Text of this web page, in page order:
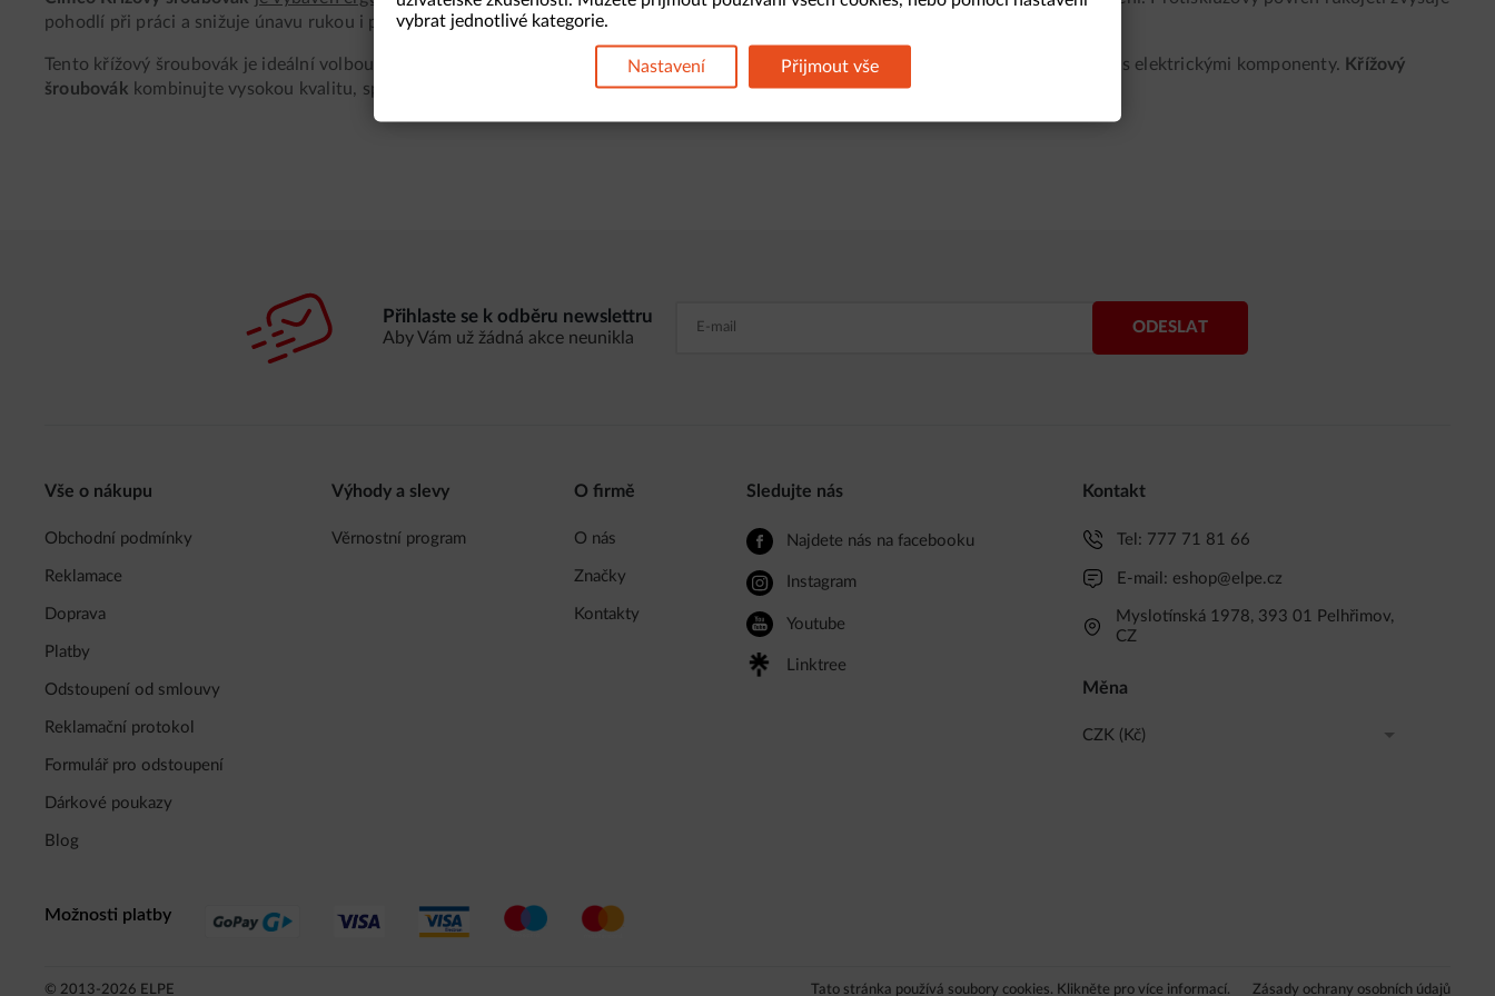
pohodlí při práci a snižuje únavu rukou i při delších pracovních seancích.
Tento křížový šroubovák je ideální volbou pro elektrikáře, techniky a domácí kutily, kteří hledají spolehlivý a bezpečný nástroj pro práci s elektrickými komponenty. Křížový
šroubovák kombinujte vysokou kvalitu, spolehlivost a komfort, což z něj činí vynikající volbu pro všechny vaše šroubovací úkoly.
Přihlaste se k odběru newslettru
Aby Vám už žádná akce neunikla
ODESLAT
Vše o nákupu
Obchodní podmínky
Reklamace
Doprava
Platby
Odstoupení od smlouvy
Reklamační protokol
Formulář pro odstoupení
Dárkové poukazy
Blog
Výhody a slevy
Věrnostní program
O firmě
O nás
Značky
Kontakty
Sledujte nás
Najdete nás na facebooku
Instagram
Youtube
Linktree
Kontakt
Tel: 777 71 81 66
E-mail: eshop@elpe.cz
Myslotínská 1978, 393 01 Pelhřimov,
CZ
Měna
CZK (Kč)
Možnosti platby
© 2013-2026 ELPE Tato stránka používá soubory cookies. Klikněte pro více informací. Zásady ochrany osobních údajů
Zamítnout vše Povolit cookies
Nastavení cookies
vybrat jednotlivé kategorie.
Nastavení Přijmout vše